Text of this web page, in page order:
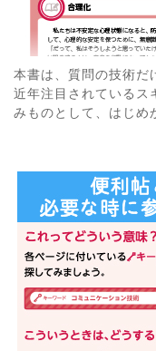
本書は、質問の技術だ
近年注目されているス
みものとして、はじめ